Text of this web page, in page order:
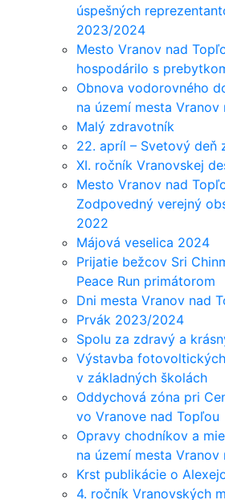
úspešných
2023/2024
Mesto Vranov nad
hospodárilo s
Obnova vodorovného
na území mesta Vranov
Malý zdravotník
22. apríl – Svetový deň
XI. ročník Vranovskej
Mesto Vranov nad
Zodpovedný verejný
2022
Májová veselica 2024
Prijatie bežcov Sri
Peace Run primátorom
Dni mesta Vranov nad
Prvák 2023/2024
Spolu za zdravý a
Výstavba
v základných školách
Oddychová zóna pri
vo Vranove nad Topľou
Opravy chodníkov a
na území mesta Vranov
Krst publikácie o
4. ročník Vranovských